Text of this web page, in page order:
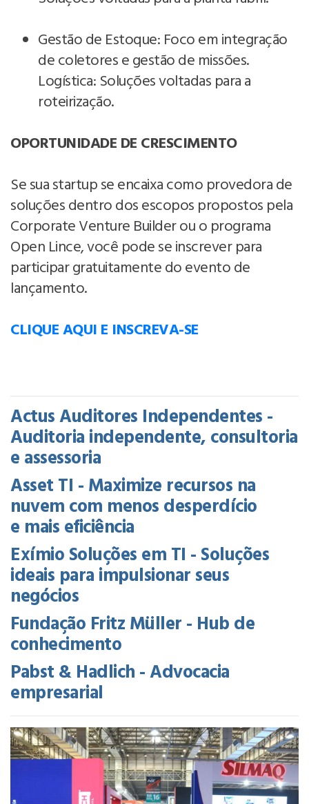
Gestão de Estoque: Foco em integração
de coletores e gestão de missões.
Logística: Soluções voltadas para a
roteirização.
OPORTUNIDADE DE CRESCIMENTO
Se sua startup se encaixa como provedora de
soluções dentro dos escopos propostos pela
Corporate Venture Builder ou o programa
Open Lince, você pode se inscrever para
participar gratuitamente do evento de
lançamento.
CLIQUE AQUI E INSCREVA-SE
Actus Auditores Independentes -
Auditoria independente, consultoria
e assessoria
Asset TI - Maximize recursos na
nuvem com menos desperdício
e mais eficiência
Exímio Soluções em TI - Soluções
ideais para impulsionar seus
negócios
Fundação Fritz Müller - Hub de
conhecimento
Pabst & Hadlich - Advocacia
empresarial